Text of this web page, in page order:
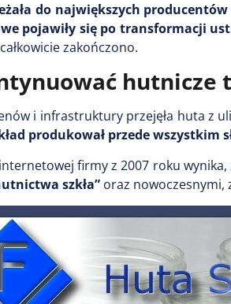
do największych
pojawiły się po transformacji
zakończono.
hutnicze
i infrastruktury przejęła huta z
produkował przede
firmy z 2007 roku
szkła” oraz